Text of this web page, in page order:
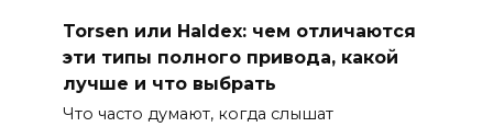
Torsen или Haldex: чем отличаются
эти типы полного привода, какой
лучше и что выбрать
Что часто думают, когда слышат